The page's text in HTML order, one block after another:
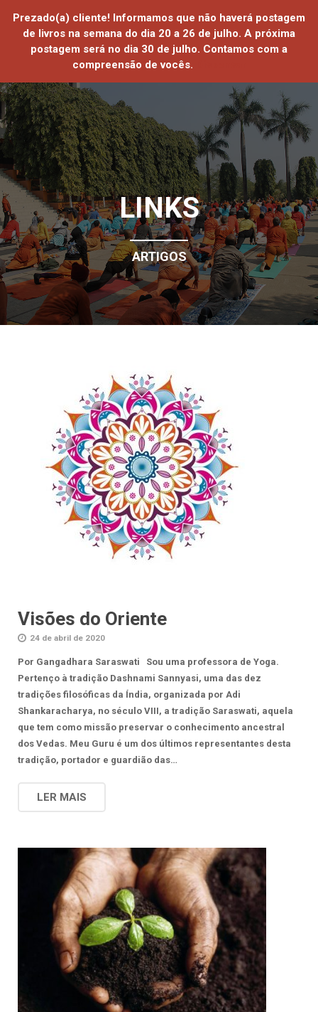
HOME
QUEM SOMOS
ATIVIDADES ONLINE
ATIVIDADES PRESENCIAIS
LOJA
PROJETOS SOCIAIS
SAIBA MAIS
CONTATO
LINKS
ARTIGOS
Visões do Oriente
24 de abril de 2020
Por Gangadhara Saraswati Sou uma professora de Yoga.
Pertenço à tradição Dashnami Sannyasi, uma das dez
tradições filosóficas da Índia, organizada por Adi
Shankaracharya, no século VIII, a tradição Saraswati, aquela
que tem como missão preservar o conhecimento ancestral
dos Vedas. Meu Guru é um dos últimos representantes desta
tradição, portador e guardião das…
LER MAIS
Prezado(a) cliente! Informamos que não haverá postagem
de livros na semana do dia 20 a 26 de julho. A próxima
postagem será no dia 30 de julho. Contamos com a
compreensão de vocês.